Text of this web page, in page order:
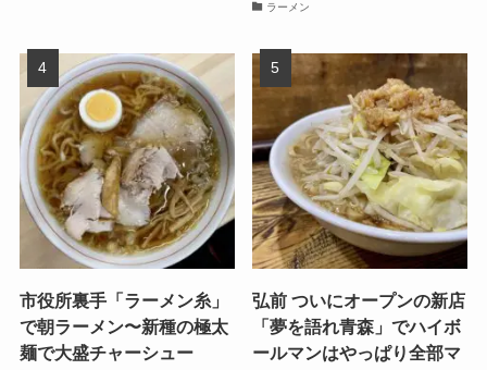
ラーメン
市役所裏手「ラーメン糸」
で朝ラーメン〜新種の極太
麺で大盛チャーシュー
弘前 ついにオープンの新店
「夢を語れ青森」でハイボ
ールマンはやっぱり全部マ